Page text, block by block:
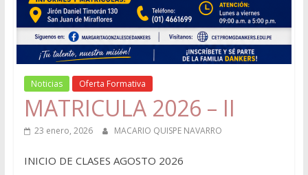
Noticias Oferta Formativa
MATRICULA 2026 – II
23 enero, 2026 MACARIO QUISPE NAVARRO
INICIO DE CLASES AGOSTO 2026